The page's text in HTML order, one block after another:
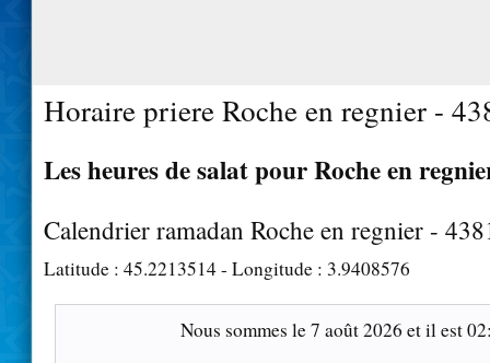
Horaire priere Roche en regnier -
Les heures de salat pour Roche en
Calendrier ramadan Roche en regnier -
Latitude : 45.2213514- Longitude : 3.9408576
Nous sommes le7 août 2026 et il est